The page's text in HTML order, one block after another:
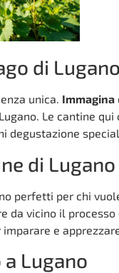
di Lugano
unica. Immagina
Le cantine
degustazione
di Lugano
perfetti per chi
da vicino il
e
Lugano